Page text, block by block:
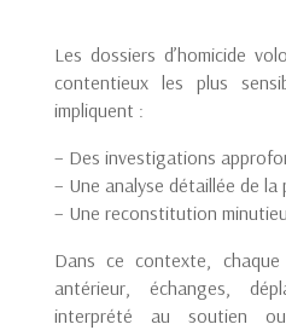
Les dossiers d’homicide
contentieux les plus
impliquent :
– Des investigations
– Une analyse détaillée de la
– Une reconstitution
Dans ce contexte,
antérieur, échanges,
interprété au soutien